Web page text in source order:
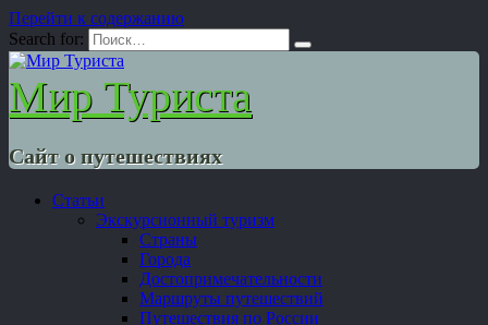
Перейти к содержанию
Search for:
Мир Туриста
Сайт о путешествиях
Статьи
Экскурсионный туризм
Страны
Города
Достопримечательности
Маршруты путешествий
Путешествия по России